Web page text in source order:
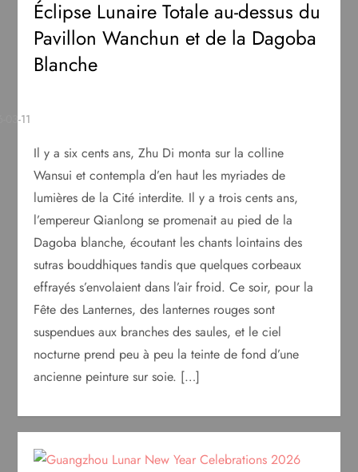
Éclipse Lunaire Totale au-dessus du
Pavillon Wanchun et de la Dagoba
Blanche
Il y a six cents ans, Zhu Di monta sur la colline
Wansui et contempla d’en haut les myriades de
lumières de la Cité interdite. Il y a trois cents ans,
l’empereur Qianlong se promenait au pied de la
Dagoba blanche, écoutant les chants lointains des
sutras bouddhiques tandis que quelques corbeaux
effrayés s’envolaient dans l’air froid. Ce soir, pour la
Fête des Lanternes, des lanternes rouges sont
suspendues aux branches des saules, et le ciel
nocturne prend peu à peu la teinte de fond d’une
ancienne peinture sur soie. […]